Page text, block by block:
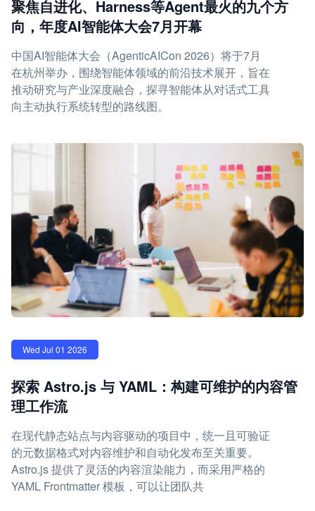
聚焦自进化、Harness等Agent最火的九个方
向，年度AI智能体大会7月开幕
中国AI智能体大会（AgenticAICon 2026）将于7月
在杭州举办，围绕智能体领域的前沿技术展开，旨在
推动研究与产业深度融合，探寻智能体从对话式工具
向主动执行系统转型的路线图。
Wed Jul 01 2026
探索 Astro.js 与 YAML：构建可维护的内容管
理工作流
在现代静态站点与内容驱动的项目中，统一且可验证
的元数据格式对内容维护和自动化发布至关重要。
Astro.js 提供了灵活的内容渲染能力，而采用严格的
YAML Frontmatter 模板，可以让团队共